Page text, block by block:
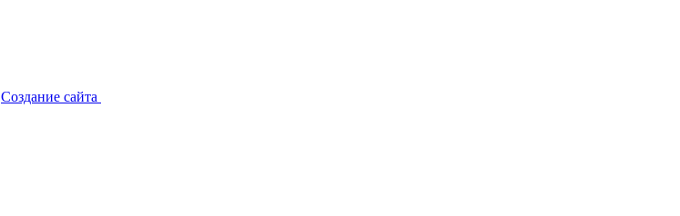
Создание сайта